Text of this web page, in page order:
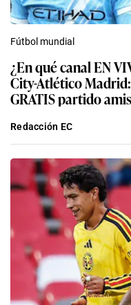
Fútbol mundial
¿En qué canal EN
City-Atlético
GRATIS partido
Redacción EC